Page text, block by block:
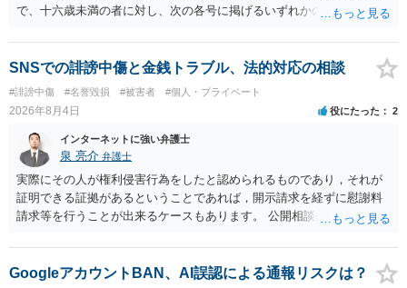
で、十六歳未満の者に対し、次の各号に掲げるいずれかの行為をした
が生まれた日より五年以上前の日に生まれた者に限る。）は、一年以
下の拘禁刑又は五十万円以下の罰金に処する。 一 威迫し、偽計を用
い又は誘惑して面会を要求すること。 二 拒まれたにもかかわらず、
反復して面会を要求すること。 三 金銭その他の利益を供与し、又は
その申込み若しくは約束をして面会を要求すること。 2前項の罪を犯
し、よってわいせつの目的で当該十六歳未満の者と面会をした者は、
二年以下の拘禁刑又は百万円以下の罰金に処する。
SNSでの誹謗中傷と金銭トラブル、法的対応の相談
#誹謗中傷 #名誉毀損 #被害者 #個人・プライベート
2026年8月4日 役にたった 2
インターネットに強い弁護士
泉 亮介 弁護士
実際にその人が権利侵害行為をしたと認められるものであり，それが
証明できる証拠があるということであれば，開示請求を経ずに慰謝料
請求等を行うことが出来るケースもあります。 公開相談の場では回答
に個別に相談されると良いでしょう。
GoogleアカウントBAN、AI誤認による通報リスクは？